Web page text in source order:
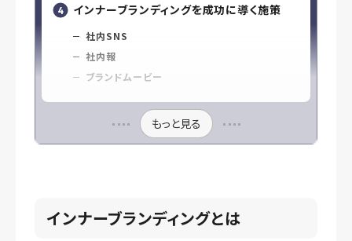
インナーブランディングを成功に導く施策
社内SNS
社内報
ブランドムービー
もっと見る
インナーブランディングとは